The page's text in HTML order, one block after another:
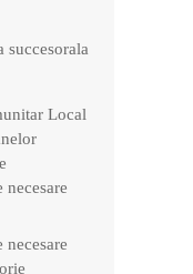
succesorala
Local
necesare